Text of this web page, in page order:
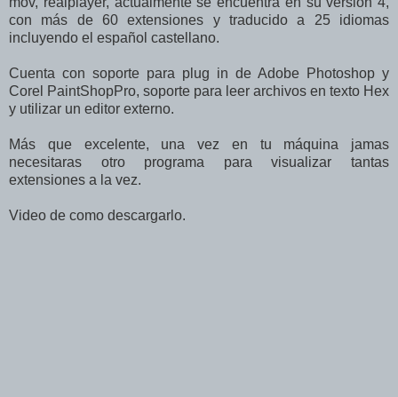
con más de 60 extensiones y traducido a 25 idiomas
incluyendo el español castellano.
Cuenta con soporte para plug in de Adobe Photoshop y
Corel PaintShopPro, soporte para leer archivos en texto Hex
y utilizar un editor externo.
Más que excelente, una vez en tu máquina jamas
necesitaras otro programa para visualizar tantas
extensiones a la vez.
Video de como descargarlo.